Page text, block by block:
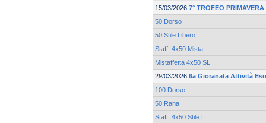
15/03/2026 7° TROFEO
50 Dorso
50 Stile Libero
Staff. 4x50 Mista
Mistaffetta 4x50 SL
29/03/2026 6a Gioranata Attività
100 Dorso
50 Rana
Staff. 4x50 Stile L.